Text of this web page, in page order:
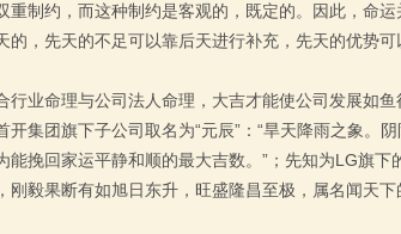
重制约，而这种制约是客观的，既定的。因此，命
，先天的不足可以靠后天进行补充，先天的优势可
行业命理与公司法人命理，大吉才能使公司发展如
开集团旗下子公司取名为“元辰”：“旱天降雨之象。
挽回家运平静和顺的最大吉数。”；先知为LG旗下
毅果断有如旭日东升，旺盛隆昌至极，属名闻天下